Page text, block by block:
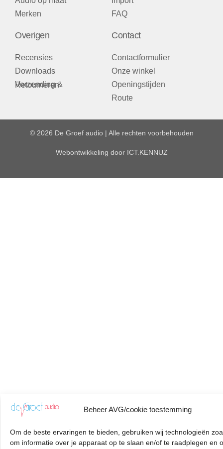
Beheer AVG/cookie toestemming
Om de beste ervaringen te bieden, gebruiken wij technologieën
om informatie over je apparaat op te slaan en/of te raadplegen en
Merken
FAQ
Overigen
Recensies
Downloads
Verzending & Retourneren
Contact
Contactformulier
Onze winkel
Openingstijden
Route
© 2026 De Groef audio | Alle rechten voorbehouden
Webontwikkeling door ICT.KENNUZ